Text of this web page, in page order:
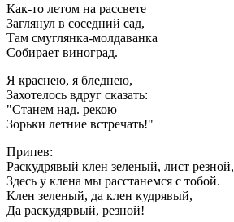
Как-то летом на рассвете
Заглянул в соседний сад,
Там смуглянка-молдаванка
Собирает виноград.
Я краснею, я бледнею,
Захотелось вдруг сказать:
"Станем над. рекою
Зорьки летние встречать!"
Припев:
Раскудрявый клен зеленый, лист резной,
Здесь у клена мы расстанемся с тобой.
Клен зеленый, да клен кудрявый,
Да раскудярвый, резной!